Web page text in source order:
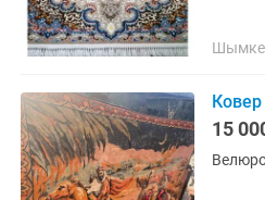
15